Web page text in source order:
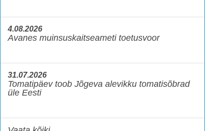
4.08.2026
Avanes muinsuskaitseameti toetusvoor
31.07.2026
Tomatipäev toob Jõgeva alevikku tomatisõbrad
üle Eesti